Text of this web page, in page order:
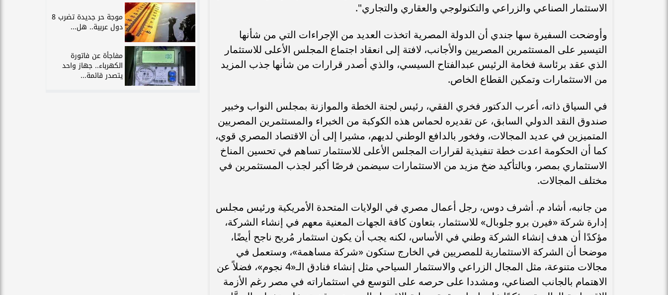
الاستثمار الصناعي والزراعي والتكنولوجي والعقاري والتجاري".
وأوضحت السفيرة سها جندي أن الدولة المصرية اتخذت العديد من الإجراءات التي من شأنها
التيسير على المستثمرين المصريين والأجانب، لافتة إلى انعقاد اجتماع المجلس الأعلى للاستثمار
الذي عقد برئاسة فخامة الرئيس عبدالفتاح السيسي، والذي أصدر قرارات من شأنها جذب المزيد
من الاستثمارات وتمكين القطاع الخاص.
في السياق ذاته، أعرب الدكتور فخري الفقي، رئيس لجنة الخطة والموازنة بمجلس النواب وخبير
صندوق النقد الدولي السابق، عن تقديره لحماس هذه الكوكبة من الخبراء والمستثمرين المصريين
المتميزين في عديد المجالات، وفخور بالدافع الوطني لديهم، مشيرا إلى أن الاقتصاد المصري قوي،
كما أن الحكومة اعدت خطة تنفيذية لقرارات المجلس الأعلى للاستثمار تساهم في تحسين المناخ
الاستثماري بمصر، وبالتأكيد ضخ مزيد من الاستثمارات سيضمن فرصًا أكبر لجذب المستثمرين في
مختلف المجالات.
من جانبه، أشاد م. أشرف دوس، رجل أعمال مصري في الولايات المتحدة الأمريكية ورئيس مجلس
إدارة شركة «فيرن برو جلوبال» للاستثمار، بتعاون كافة الجهات المعنية معهم في إنشاء الشركة،
مؤكدًا أن هدف إنشاء الشركة وطني في الأساس، لكنه يجب أن يكون استثمار مُربح ناجح أيضًا،
موضحا أن الشركة الاستثمارية للمصريين في الخارج ستكون «شركة مساهمة»، وستعمل في
مجالات متنوعة، مثل المجال الزراعي والاستثمار السياحي مثل إنشاء فنادق الـ«4 نجوم»، فضلاً عن
الاهتمام بالجانب الصناعي، ومشددا على حرصه على التوسع في استثماراته في مصر رغم الأزمة
موجة حر جديدة تضرب 8
دول عربية.. هل...
مفاجأة عن فاتورة
الكهرباء.. جهاز واحد
يتصدر قائمة...